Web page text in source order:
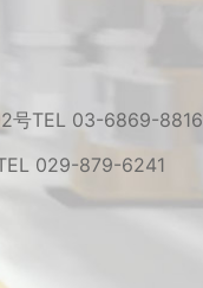
号TEL 03-6869-8816
029-879-6241